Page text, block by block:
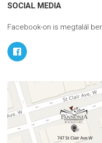
SOCIAL MEDIA
Facebook-on is megtalál